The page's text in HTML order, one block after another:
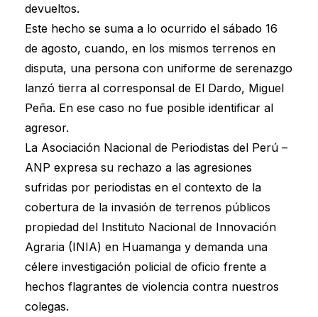
devueltos.
Este hecho se suma a lo ocurrido el sábado 16
de agosto, cuando, en los mismos terrenos en
disputa, una persona con uniforme de serenazgo
lanzó tierra al corresponsal de El Dardo, Miguel
Peña. En ese caso no fue posible identificar al
agresor.
La Asociación Nacional de Periodistas del Perú –
ANP expresa su rechazo a las agresiones
sufridas por periodistas en el contexto de la
cobertura de la invasión de terrenos públicos
propiedad del Instituto Nacional de Innovación
Agraria (INIA) en Huamanga y demanda una
célere investigación policial de oficio frente a
hechos flagrantes de violencia contra nuestros
colegas.